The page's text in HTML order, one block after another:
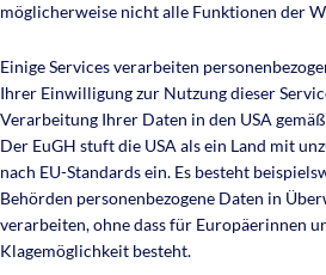
möglicherweise nicht alle Funktionen der
Einige Services verarbeiten
Ihrer Einwilligung zur Nutzung dieser
Verarbeitung Ihrer Daten in den USA
Der EuGH stuft die USA als ein Land mit
nach EU-Standards ein. Es besteht
Behörden personenbezogene Daten in
verarbeiten, ohne dass für Europäerinnen
Klagemöglichkeit besteht.